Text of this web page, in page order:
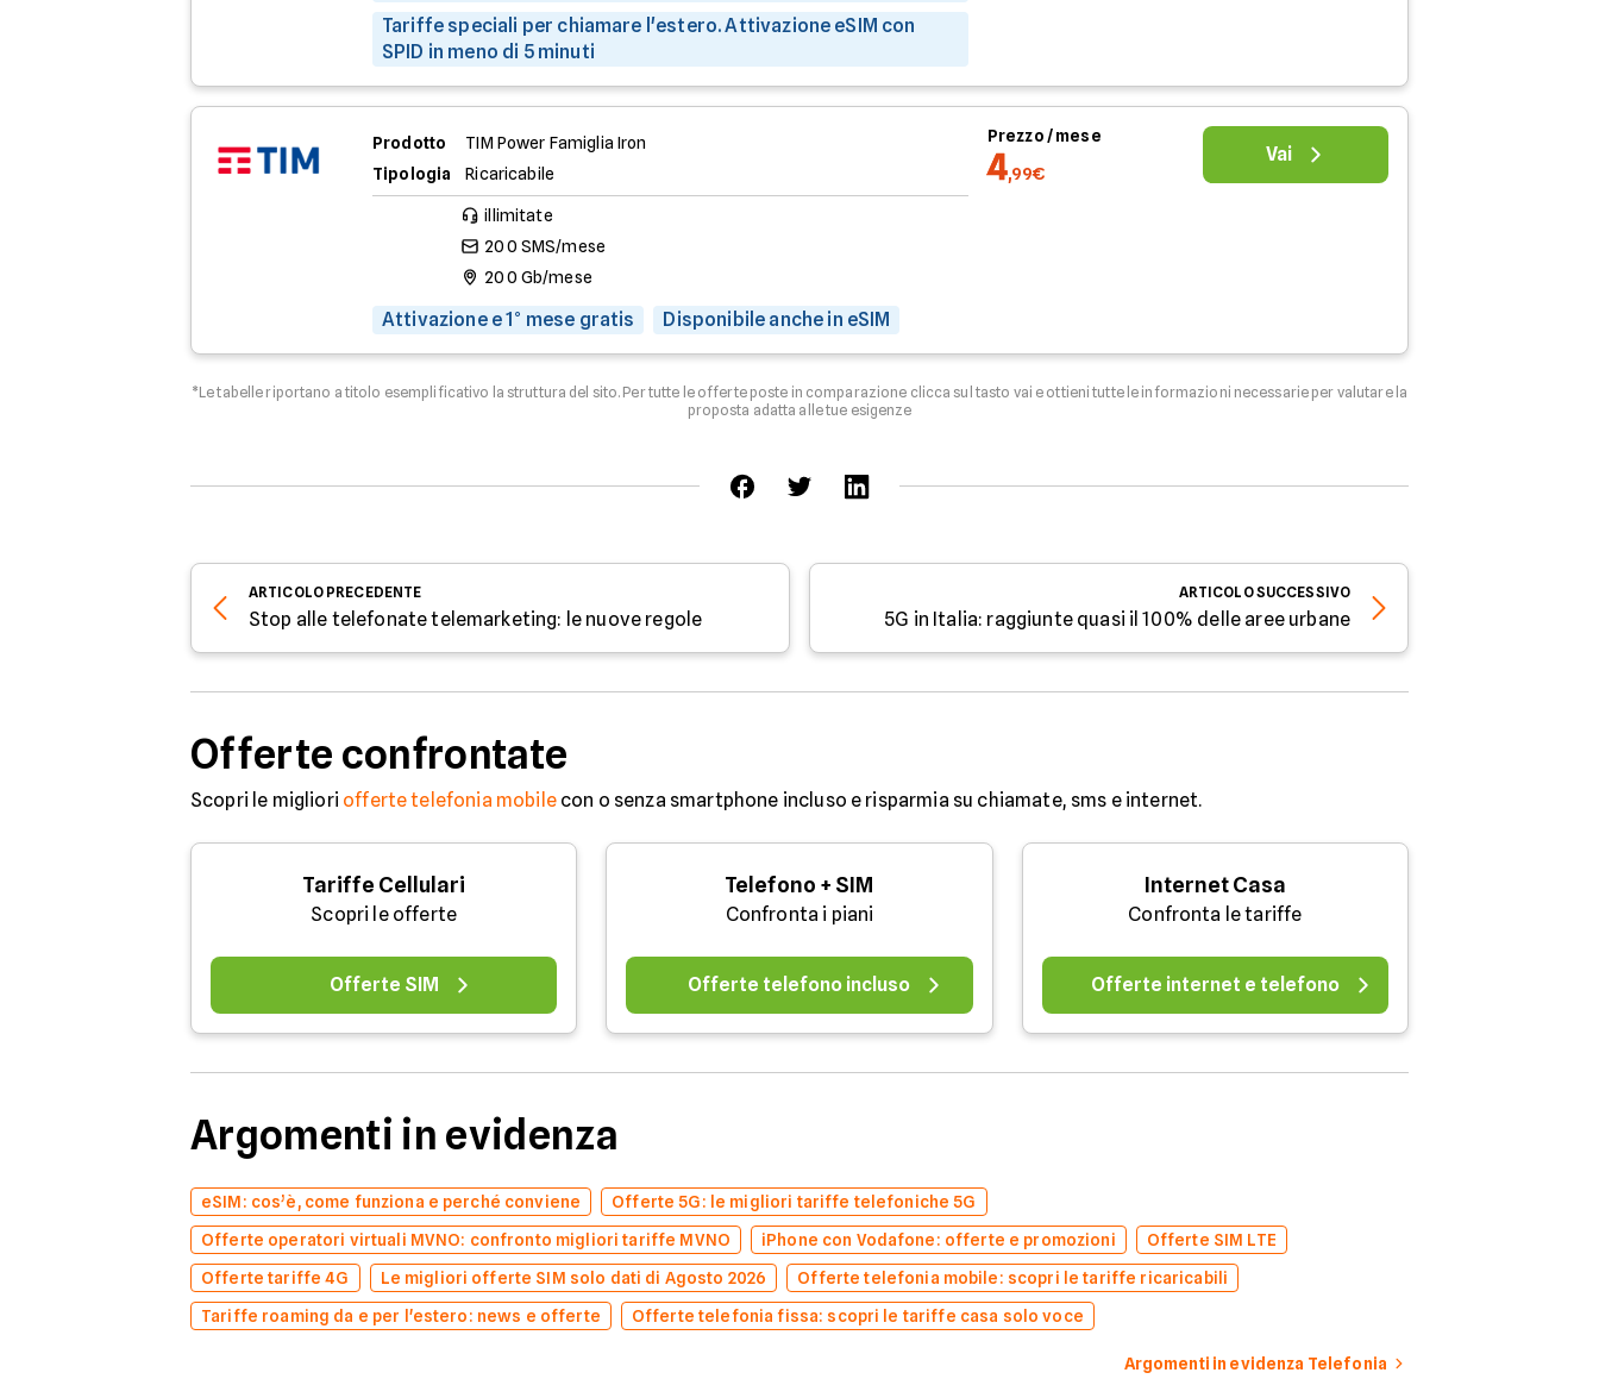
Tariffe speciali per chiamare l'estero. Attivazione eSIM con
SPID in meno di 5 minuti
Prodotto
TIM Power Famiglia Iron
Tipologia
Ricaricabile
illimitate
200 SMS/mese
200 Gb/mese
Attivazione e 1° mese gratis Disponibile anche in eSIM
Prezzo / mese
4,99€
Vai
*Le tabelle riportano a titolo esemplificativo la struttura del sito. Per tutte le offerte poste in comparazione clicca sul tasto vai e ottieni tutte le informazioni necessarie per valutare la
proposta adatta alle tue esigenze
ARTICOLO PRECEDENTE
Stop alle telefonate telemarketing: le nuove regole
ARTICOLOSUCCESSIVO
5G in Italia: raggiunte quasi il 100% delle aree urbane
Offerte confrontate
Scopri le migliori offerte telefonia mobilecon o senza smartphone incluso e risparmia su chiamate, sms e internet.
Tariffe Cellulari
Scopri le offerte
Offerte SIM
Telefono + SIM
Confronta i piani
Offerte telefono incluso
Internet Casa
Confronta le tariffe
Offerte internet e telefono
Argomenti in evidenza
eSIM: cos’è, come funziona e perché conviene
Offerte 5G: le migliori tariffe telefoniche 5G
Offerte operatori virtuali MVNO: confronto migliori tariffe MVNO
iPhone con Vodafone: offerte e promozioni
Offerte SIM LTE
Offerte tariffe 4G
Le migliori offerte SIM solo dati di Agosto 2026
Offerte telefonia mobile: scopri le tariffe ricaricabili
Tariffe roaming da e per l'estero: news e offerte
Offerte telefonia fissa: scopri le tariffe casa solo voce
Argomenti in evidenza Telefonia